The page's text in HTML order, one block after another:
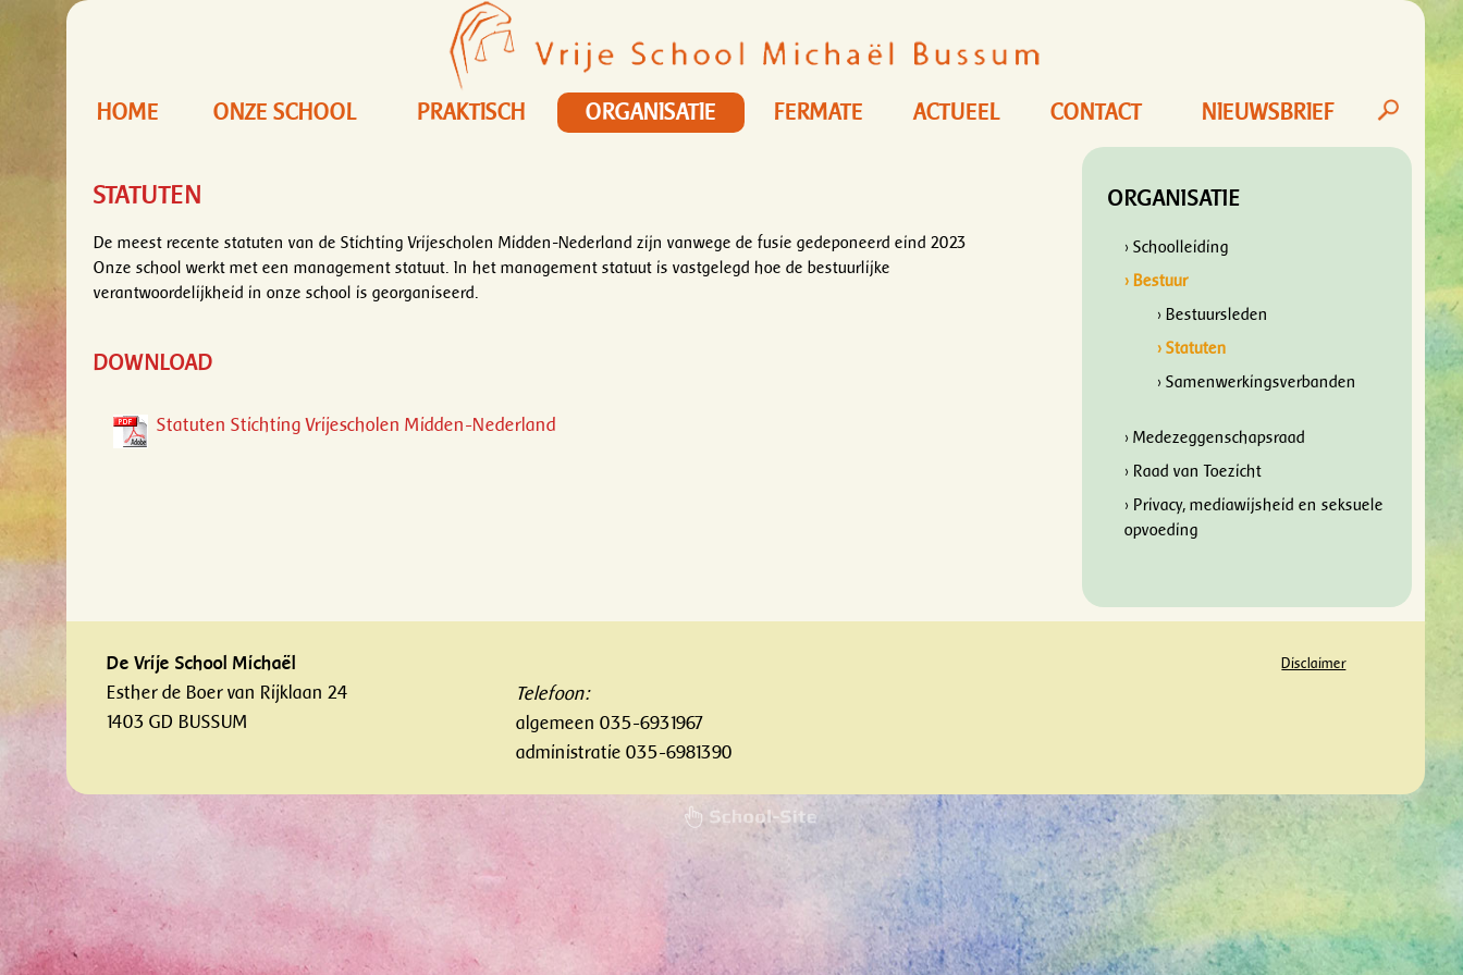
HOME ONZE SCHOOL PRAKTISCH ORGANISATIE FERMATE ACTUEEL CONTACT NIEUWSBRIEF
STATUTEN
De meest recente statuten van de Stichting Vrijescholen Midden-Nederland zijn vanwege de fusie gedeponeerd eind 2023
Onze school werkt met een management statuut. In het management statuut is vastgelegd hoe de bestuurlijke
verantwoordelijkheid in onze school is georganiseerd.
DOWNLOAD
Statuten Stichting Vrijescholen Midden-Nederland
ORGANISATIE
› Schoolleiding
› Bestuur
› Bestuursleden
› Statuten
› Samenwerkingsverbanden
› Medezeggenschapsraad
› Raad van Toezicht
› Privacy, mediawijsheid en seksuele
opvoeding
De Vrije School Michaël
Esther de Boer van Rijklaan 24
1403 GD BUSSUM
Telefoon:
algemeen 035-6931967
administratie 035-6981390
Disclaimer